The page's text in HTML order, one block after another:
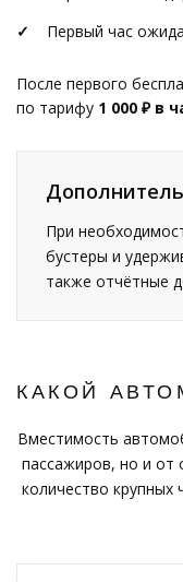
Первый час
После первого
по тарифу 1 000 ₽ в
При
бустеры и
также отчётные
КАКОЙ
Вместимость
пассажиров, но и от
количество крупных